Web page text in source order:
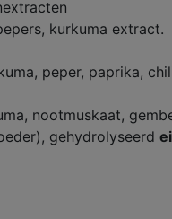
kurkuma extract.
peper, paprika,
nootmuskaat,
gehydrolyseerd